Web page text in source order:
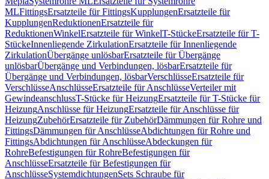
MLFittingsErsatzteile für FittingsKupplungenErsatzteile für
KupplungenReduktionenErsatzteile für
ReduktionenWinkelErsatzteile für WinkelT-StückeErsatzteile für T-
StückeInnenliegende ZirkulationErsatzteile für Innenliegende
ZirkulationÜbergänge unlösbarErsatzteile für Übergänge
unlösbarÜbergänge und Verbindungen, lösbarErsatzteile für
Übergänge und Verbindungen, lösbarVerschlüsseErsatzteile für
VerschlüsseAnschlüsseErsatzteile für AnschlüsseVerteiler mit
GewindeanschlussT-Stücke für HeizungErsatzteile für T-Stücke für
HeizungAnschlüsse für HeizungErsatzteile für Anschlüsse für
HeizungZubehörErsatzteile für ZubehörDämmungen für Rohre und
FittingsDämmungen für AnschlüsseAbdichtungen für Rohre und
FittingsAbdichtungen für AnschlüsseAbdeckungen für
RohreBefestigungen für RohreBefestigungen für
AnschlüsseErsatzteile für Befestigungen für
AnschlüsseSystemdichtungenSets Schraube für